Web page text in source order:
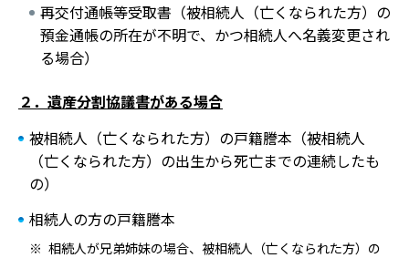
再交付通帳等受取書（被相続人（亡くなられた方）の
預金通帳の所在が不明で、かつ相続人へ名義変更され
る場合）
２．遺産分割協議書がある場合
被相続人（亡くなられた方）の戸籍謄本（被相続人
（亡くなられた方）の出生から死亡までの連続したも
の）
相続人の方の戸籍謄本
相続人が兄弟姉妹の場合、被相続人（亡くなられた方）の